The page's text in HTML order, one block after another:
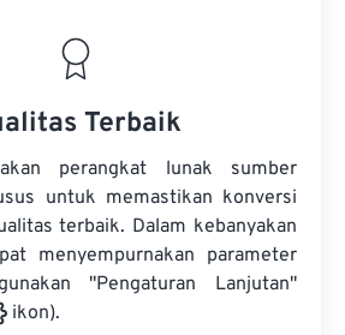
Terbaik
perangkat lunak sumber
untuk memastikan konversi
terbaik. Dalam kebanyakan
menyempurnakan parameter
"Pengaturan Lanjutan"
ikon).